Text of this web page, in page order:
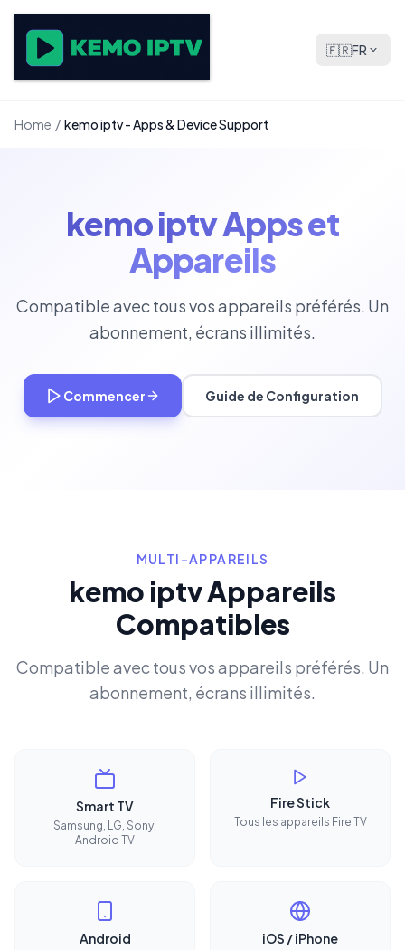
🇫🇷FR
Home / kemo iptv - Apps & Device Support
kemo iptv Apps et
Appareils
Compatible avec tous vos appareils préférés. Un
abonnement, écrans illimités.
Commencer Guide de Configuration
MULTI-APPAREILS
kemo iptv Appareils
Compatibles
Compatible avec tous vos appareils préférés. Un
abonnement, écrans illimités.
Smart TV
Samsung, LG, Sony,
Android TV
Fire Stick
Tous les appareils Fire TV
Android iOS / iPhone